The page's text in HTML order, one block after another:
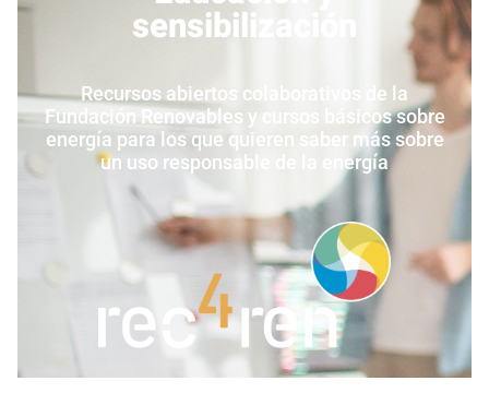
sensibilización
Recursos abiertos colaborativos de la
Fundación Renovables y cursos básicos sobre
energía para los que quieren saber más sobre
un uso responsable de la energía